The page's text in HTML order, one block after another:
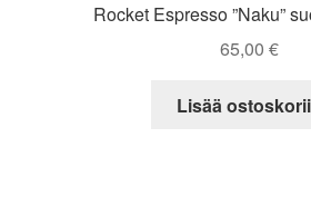
Rocket Espresso ”Naku”
65,00 €
Lisää